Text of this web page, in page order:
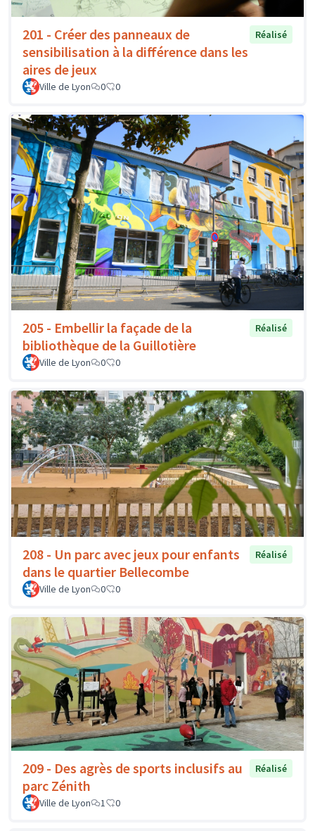
201 - Créer des panneaux de
sensibilisation à la différence dans les
aires de jeux
Réalisé
Ville de Lyon 0 0
205 - Embellir la façade de la
bibliothèque de la Guillotière
Réalisé
Ville de Lyon 0 0
208 - Un parc avec jeux pour enfants
dans le quartier Bellecombe
Réalisé
Ville de Lyon 0 0
209 - Des agrès de sports inclusifs au
parc Zénith
Réalisé
Ville de Lyon 1 0